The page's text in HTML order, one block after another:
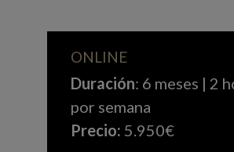
ONLINE
Duración: 6 meses | 2
por semana
Precio: 5.950€